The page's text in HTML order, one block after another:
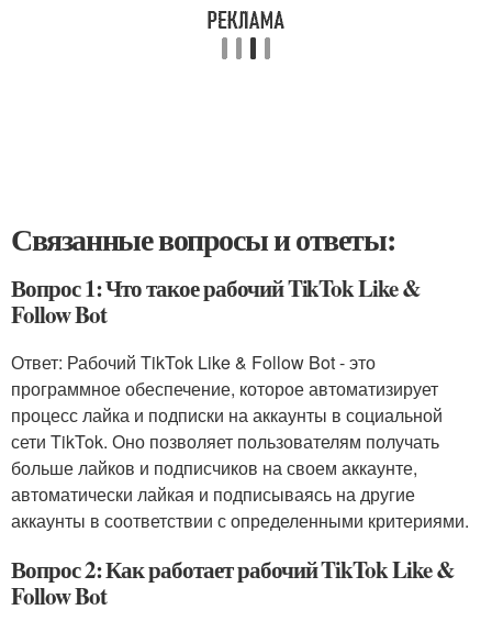
Связанные вопросы и ответы:
Вопрос 1: Что такое рабочий TikTok Like &
Follow Bot
Ответ: Рабочий TikTok Like & Follow Bot - это
программное обеспечение, которое автоматизирует
процесс лайка и подписки на аккаунты в социальной
сети TikTok. Оно позволяет пользователям получать
больше лайков и подписчиков на своем аккаунте,
автоматически лайкая и подписываясь на другие
аккаунты в соответствии с определенными критериями.
Вопрос 2: Как работает рабочий TikTok Like &
Follow Bot